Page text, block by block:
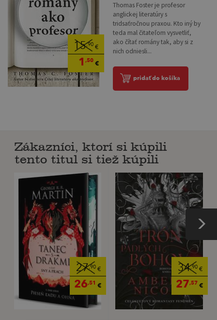
15,90 €
1 ,50 €
Thomas Foster je profesor
anglickej literatúry s
tridsaťročnou praxou. Kto iný by
teda mal čitateľom vysvetliť,
ako čítať romány tak, aby si z
nich odniesli...
pridať do košíka
Zákazníci, ktorí si kúpili
tento titul si tiež kúpili
27,90€
26,51 €
34,90€
27,57 €